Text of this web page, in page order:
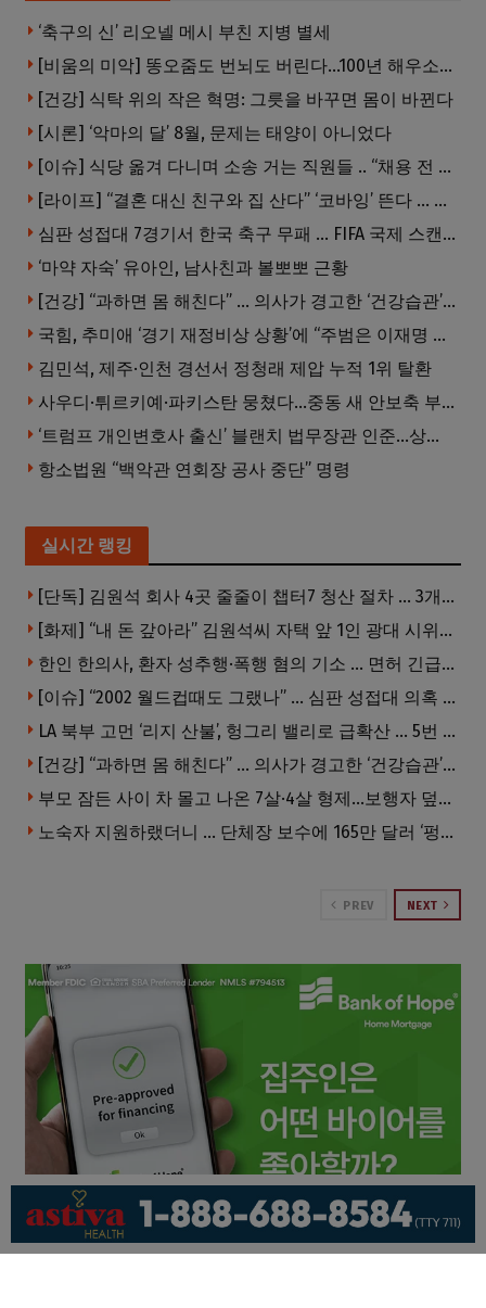
‘축구의 신’ 리오넬 메시 부친 지병 별세
[비움의 미악] 똥오줌도 번뇌도 버린다…100년 해우소의 철학
[건강] 식탁 위의 작은 혁명: 그릇을 바꾸면 몸이 바뀐다
[시론] ‘악마의 달’ 8월, 문제는 태양이 아니었다
[이슈] 식당 옮겨 다니며 소송 거는 직원들 .. “채용 전 반드시 확인해야”
[라이프] “결혼 대신 친구와 집 산다” ‘코바잉’ 뜬다 … 내 집 마련 공식 바뀌었다
심판 성접대 7경기서 한국 축구 무패 … FIFA 국제 스캔들 번지나
‘마약 자숙’ 유아인, 남사친과 볼뽀뽀 근황
[건강] “과하면 몸 해친다” … 의사가 경고한 ‘건강습관’ 5가지
국힘, 추미애 ‘경기 재정비상 상황’에 “주범은 이재명 전 지사”
김민석, 제주·인천 경선서 정청래 제압 누적 1위 탈환
사우디·튀르키예·파키스탄 뭉쳤다…중동 새 안보축 부상하나
‘트럼프 개인변호사 출신’ 블랜치 법무장관 인준…상원 50대49 가결
항소법원 “백악관 연회장 공사 중단” 명령
실시간 랭킹
[단독] 김원석 회사 4곳 줄줄이 챕터7 청산 절차 … 3개 법인 같은 날 동시 파산 신청
[화제] “내 돈 갚아라” 김원석씨 자택 앞 1인 광대 시위 … 한인 투자사, “108만 달러 못받아”
한인 한의사, 환자 성추행·폭행 혐의 기소 … 면허 긴급정지
[이슈] “2002 월드컵때도 그랬나” … 심판 성접대 의혹 해외로 일파만파, 4강 신화까지 불똥
LA 북부 고먼 ‘리지 산불’, 헝그리 밸리로 급확산 … 5번 Fwy 양방향 전면 폐쇄
[건강] “과하면 몸 해친다” … 의사가 경고한 ‘건강습관’ 5가지
부모 잠든 사이 차 몰고 나온 7살·4살 형제…보행자 덮쳐 중태
노숙자 지원하랬더니 … 단체장 보수에 165만 달러 ‘펑펑’
PREV NEXT